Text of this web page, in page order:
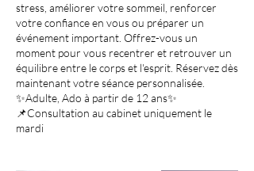
stress, améliorer votre sommeil, renforcer
votre confiance en vous ou préparer un
événement important. Offrez-vous un
moment pour vous recentrer et retrouver un
équilibre entre le corps et l'esprit. Réservez dès
maintenant votre séance personnalisée.
✨Adulte, Ado à partir de 12 ans✨
📌Consultation au cabinet uniquement le